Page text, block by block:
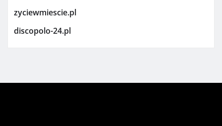
zyciewmiescie.pl
discopolo-24.pl